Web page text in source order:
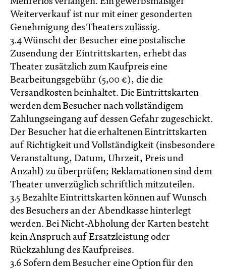
Weiterverkauf ist nur mit einer gesonderten
Genehmigung des Theaters zulässig.
3.4 Wünscht der Besucher eine postalische
Zusendung der Eintrittskarten, erhebt das
Theater zusätzlich zum Kaufpreis eine
Bearbeitungsgebühr (5,00 €), die die
Versandkosten beinhaltet. Die Eintrittskarten
werden dem Besucher nach vollständigem
Zahlungseingang auf dessen Gefahr zugeschickt.
Der Besucher hat die erhaltenen Eintrittskarten
auf Richtigkeit und Vollständigkeit (insbesondere
Veranstaltung, Datum, Uhrzeit, Preis und
Anzahl) zu überprüfen; Reklamationen sind dem
Theater unverzüglich schriftlich mitzuteilen.
3.5 Bezahlte Eintrittskarten können auf Wunsch
des Besuchers an der Abendkasse hinterlegt
werden. Bei Nicht-Abholung der Karten besteht
kein Anspruch auf Ersatzleistung oder
Rückzahlung des Kaufpreises.
3.6 Sofern dem Besucher eine Option für den